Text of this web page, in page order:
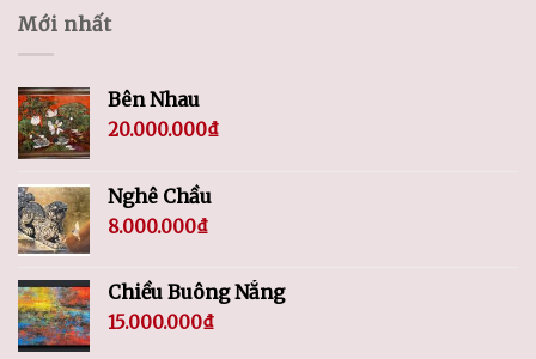
Mới nhất
Bên Nhau
20.000.000₫
Nghê Chầu
8.000.000₫
Chiều Buông Nắng
15.000.000₫